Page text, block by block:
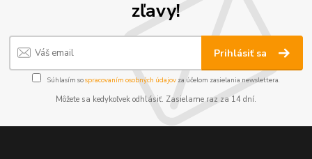
zľavy!
Prihlásiť sa
Súhlasím sospracovaním osobných údajov za účelom zasielania newslettera.
Môžete sa kedykoľvek odhlásiť. Zasielame raz za 14 dní.